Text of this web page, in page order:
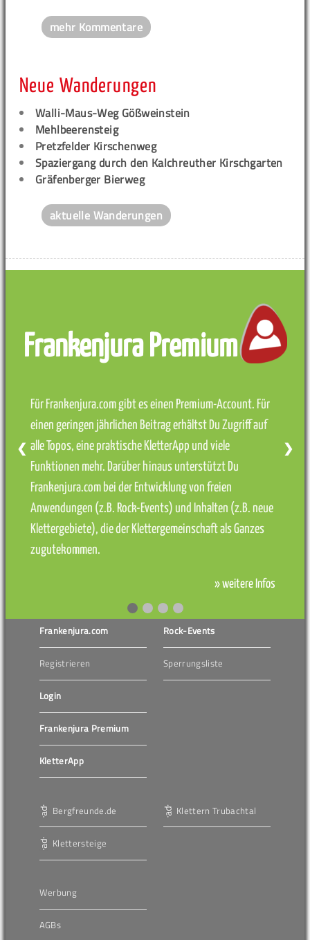
mehr Kommentare
Neue Wanderungen
Walli-Maus-Weg Gößweinstein
Mehlbeerensteig
Pretzfelder Kirschenweg
Spaziergang durch den Kalchreuther Kirschgarten
Gräfenberger Bierweg
aktuelle Wanderungen
Frankenjura Premium
Für Frankenjura.com gibt es einen Premium-Account. Für
einen geringen jährlichen Beitrag erhältst Du Zugriff auf
alle Topos, eine praktische KletterApp und viele
Funktionen mehr. Darüber hinaus unterstützt Du
Frankenjura.com bei der Entwicklung von freien
Anwendungen (z.B. Rock-Events) und Inhalten (z.B. neue
Klettergebiete), die der Klettergemeinschaft als Ganzes
zugutekommen.
» weitere Infos
❮ ❯
Frankenjura.com
Registrieren
Login
Frankenjura Premium
KletterApp
Rock-Events
Sperrungsliste
Bergfreunde.de
Klettersteige
Klettern Trubachtal
Werbung
AGBs